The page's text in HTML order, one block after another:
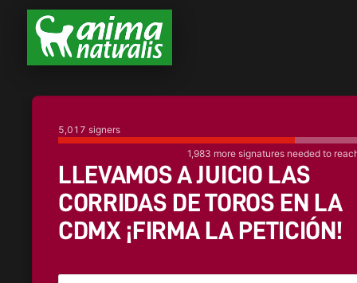
5,017 signers
1,983 more signatures needed to
LLEVAMOS A JUICIO LAS
CORRIDAS DE TOROS EN LA
CDMX ¡FIRMA LA PETICIÓN!